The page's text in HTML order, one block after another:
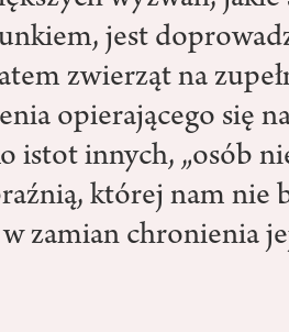
jest
zwierząt na
opierającego się
istot innych, „osób
której nam nie
zamian chronienia